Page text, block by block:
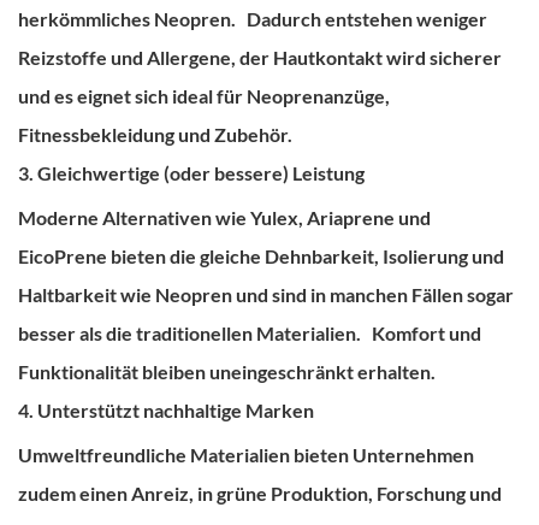
herkömmliches Neopren. Dadurch entstehen weniger
Reizstoffe und Allergene, der Hautkontakt wird sicherer
und es eignet sich ideal für Neoprenanzüge,
Fitnessbekleidung und Zubehör.
3. Gleichwertige (oder bessere) Leistung
Moderne Alternativen wie Yulex, Ariaprene und
EicoPrene bieten die gleiche Dehnbarkeit, Isolierung und
Haltbarkeit wie Neopren und sind in manchen Fällen sogar
besser als die traditionellen Materialien. Komfort und
Funktionalität bleiben uneingeschränkt erhalten.
4. Unterstützt nachhaltige Marken
Umweltfreundliche Materialien bieten Unternehmen
zudem einen Anreiz, in grüne Produktion, Forschung und